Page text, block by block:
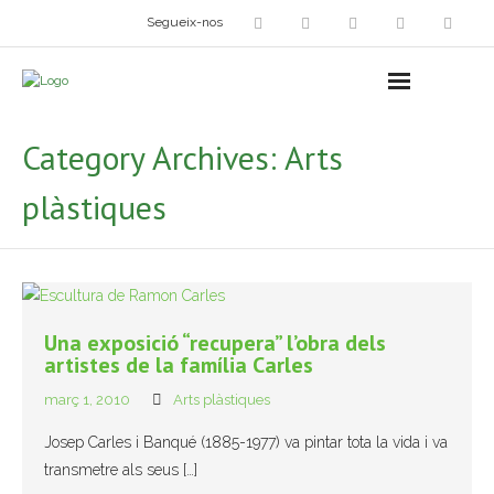
Segueix-nos
- Exposicions
- Fira del Dibuix
Grup Fotogràfic
Grup de Teatre
Category Archives: Arts
plàstiques
Una exposició “recupera” l’obra dels
artistes de la família Carles
març 1, 2010 Arts plàstiques
Josep Carles i Banqué (1885-1977) va pintar tota la vida i va
transmetre als seus […]